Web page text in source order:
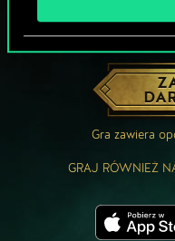
Gra zawiera
GRAJ RÓWNIEŻ